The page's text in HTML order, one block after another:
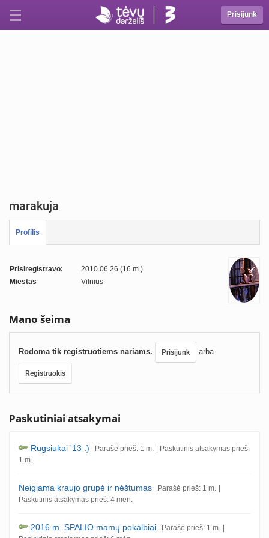
Prisijunk
marakuja
Profilis
Prisiregistravo:
2010.06.26 (16 m.)
Miestas
Vilnius
Mano šeima
Rodoma tik registruotiems nariams. Prisijunk arba
Registruokis
Paskutiniai atsakymai
Rugsiukai '13 :) Parašė prieš: 1 m. | Paskutinis atsakymas prieš:
1 m.
Neigiama kraujo grupė ir nėštumas Parašė prieš: 1 m.
Paskutinis atsakymas prieš: 4 mėn.
2016 m. SPALIO mamų pokalbiai Parašė prieš: 1 m.